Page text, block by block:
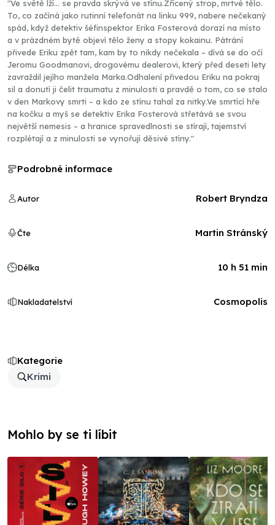
"Ve světě lží… se pravda skrývá ve stínu.Zřícený strop, mrtvé tělo.
To, co začíná jako rutinní telefonát na linku 999, nabere nečekaný
spád, když detektiv šéfinspektor Erika Fosterová dorazí na místo
a v prázdném bytě objeví tělo ženy a stopy kokainu. Pátrání
přivede Eriku zpět tam, kam by to nikdy nečekala – dívá se do očí
Jeromu Goodmanovi, drogovému dealerovi, který před deseti lety
zavraždil jejího manžela Marka.Odhalení přivedou Eriku na pokraj
sil a donutí ji čelit traumatu z minulosti a pravdě o tom, co se stalo
v den Markovy smrti – a kdo ze stínu tahal za nitky.Ve smrtící hře
na kočku a myš se detektiv Erika Fosterová střetává se svou
největší nemesis – a hranice spravedlnosti se stírají, tajemství
rozplétají a z minulosti se vynořují děsivé stíny."
Kategorie
Krimi
Podrobné informace
Autor Robert Bryndza
Čte Martin Stránský
Délka 10 h 51 min
Nakladatelství Cosmopolis
Mohlo by se ti líbit